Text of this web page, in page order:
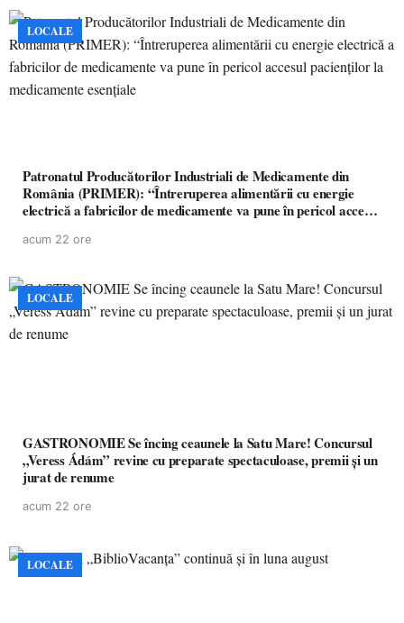
LOCALE
Patronatul Producătorilor Industriali de Medicamente din
România (PRIMER): “Întreruperea alimentării cu energie
electrică a fabricilor de medicamente va pune în pericol accesul
acum 22 ore
LOCALE
GASTRONOMIE Se încing ceaunele la Satu Mare! Concursul
„Veress Ádám” revine cu preparate spectaculoase, premii și un
jurat de renume
acum 22 ore
LOCALE